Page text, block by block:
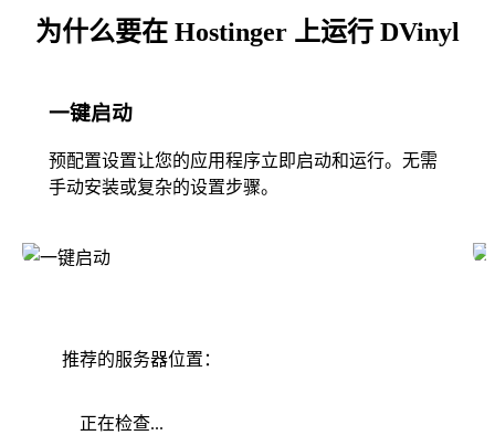
为什么要在 Hostinger 上运行 DVinyl
一键启动
预配置设置让您的应用程序立即启动和运行。无需
手动安装或复杂的设置步骤。
推荐的服务器位置：
正在检查...